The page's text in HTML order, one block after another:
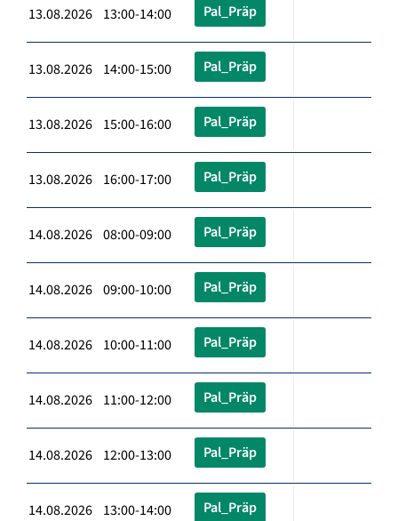
13.08.2026 13:00-14:00 Pal_Präp
13.08.2026 14:00-15:00 Pal_Präp
13.08.2026 15:00-16:00 Pal_Präp
13.08.2026 16:00-17:00 Pal_Präp
14.08.2026 08:00-09:00 Pal_Präp
14.08.2026 09:00-10:00 Pal_Präp
14.08.2026 10:00-11:00 Pal_Präp
14.08.2026 11:00-12:00 Pal_Präp
14.08.2026 12:00-13:00 Pal_Präp
14.08.2026 13:00-14:00 Pal_Präp